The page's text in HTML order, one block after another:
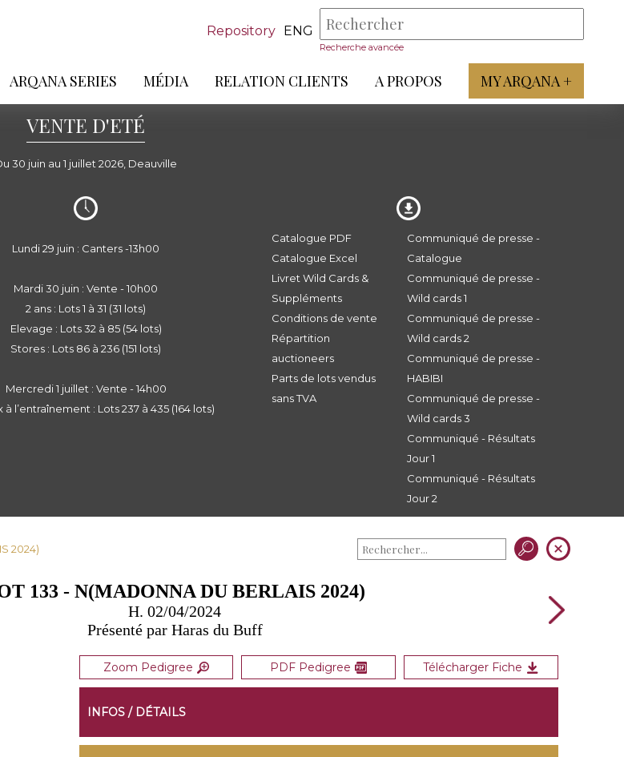
Repository ENG
Recherche avancée
ARQANA SERIES MÉDIA RELATION CLIENTS A PROPOS MY ARQANA +
VENTE D'ETÉ
30 juin au 1 juillet 2026, Deauville
Lundi 29 juin : Canters -13h00
Mardi 30 juin : Vente - 10h00
2 ans : Lots 1 à 31 (31 lots)
Elevage : Lots 32 à 85 (54 lots)
Stores : Lots 86 à 236 (151 lots)
Mercredi 1 juillet : Vente - 14h00
à l’entraînement : Lots 237 à 435 (164 lots)
Catalogue PDF
Catalogue Excel
Livret Wild Cards &
Suppléments
Conditions de vente
Répartition
auctioneers
Parts de lots vendus
sans TVA
Communiqué de presse -
Catalogue
Communiqué de presse -
Wild cards 1
Communiqué de presse -
Wild cards 2
Communiqué de presse -
HABIBI
Communiqué de presse -
Wild cards 3
Communiqué - Résultats
Jour 1
Communiqué - Résultats
Jour 2
2024)
133 - N(MADONNA DU BERLAIS 2024)
H. 02/04/2024
Présenté par Haras du Buff
Zoom Pedigree PDF Pedigree Télécharger Fiche
INFOS / DÉTAILS